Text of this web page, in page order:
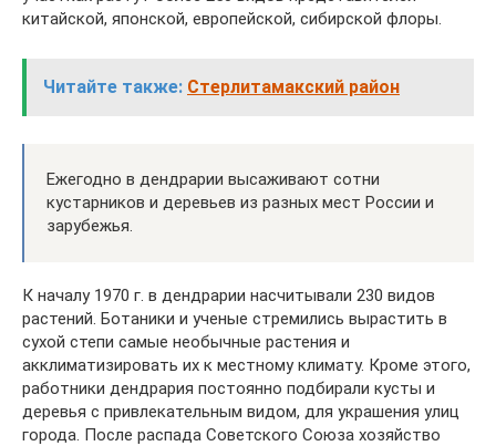
китайской, японской, европейской, сибирской флоры.
Читайте также: Стерлитамакский район
Ежегодно в дендрарии высаживают сотни
кустарников и деревьев из разных мест России и
зарубежья.
К началу 1970 г. в дендрарии насчитывали 230 видов
растений. Ботаники и ученые стремились вырастить в
сухой степи самые необычные растения и
акклиматизировать их к местному климату. Кроме этого,
работники дендрария постоянно подбирали кусты и
деревья с привлекательным видом, для украшения улиц
города. После распада Советского Союза хозяйство